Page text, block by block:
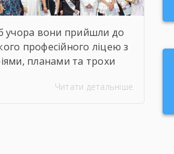
учора вони прийшли до
професійного ліцею з
планами та трохи
звідси з дипломами,
Читати детальніше